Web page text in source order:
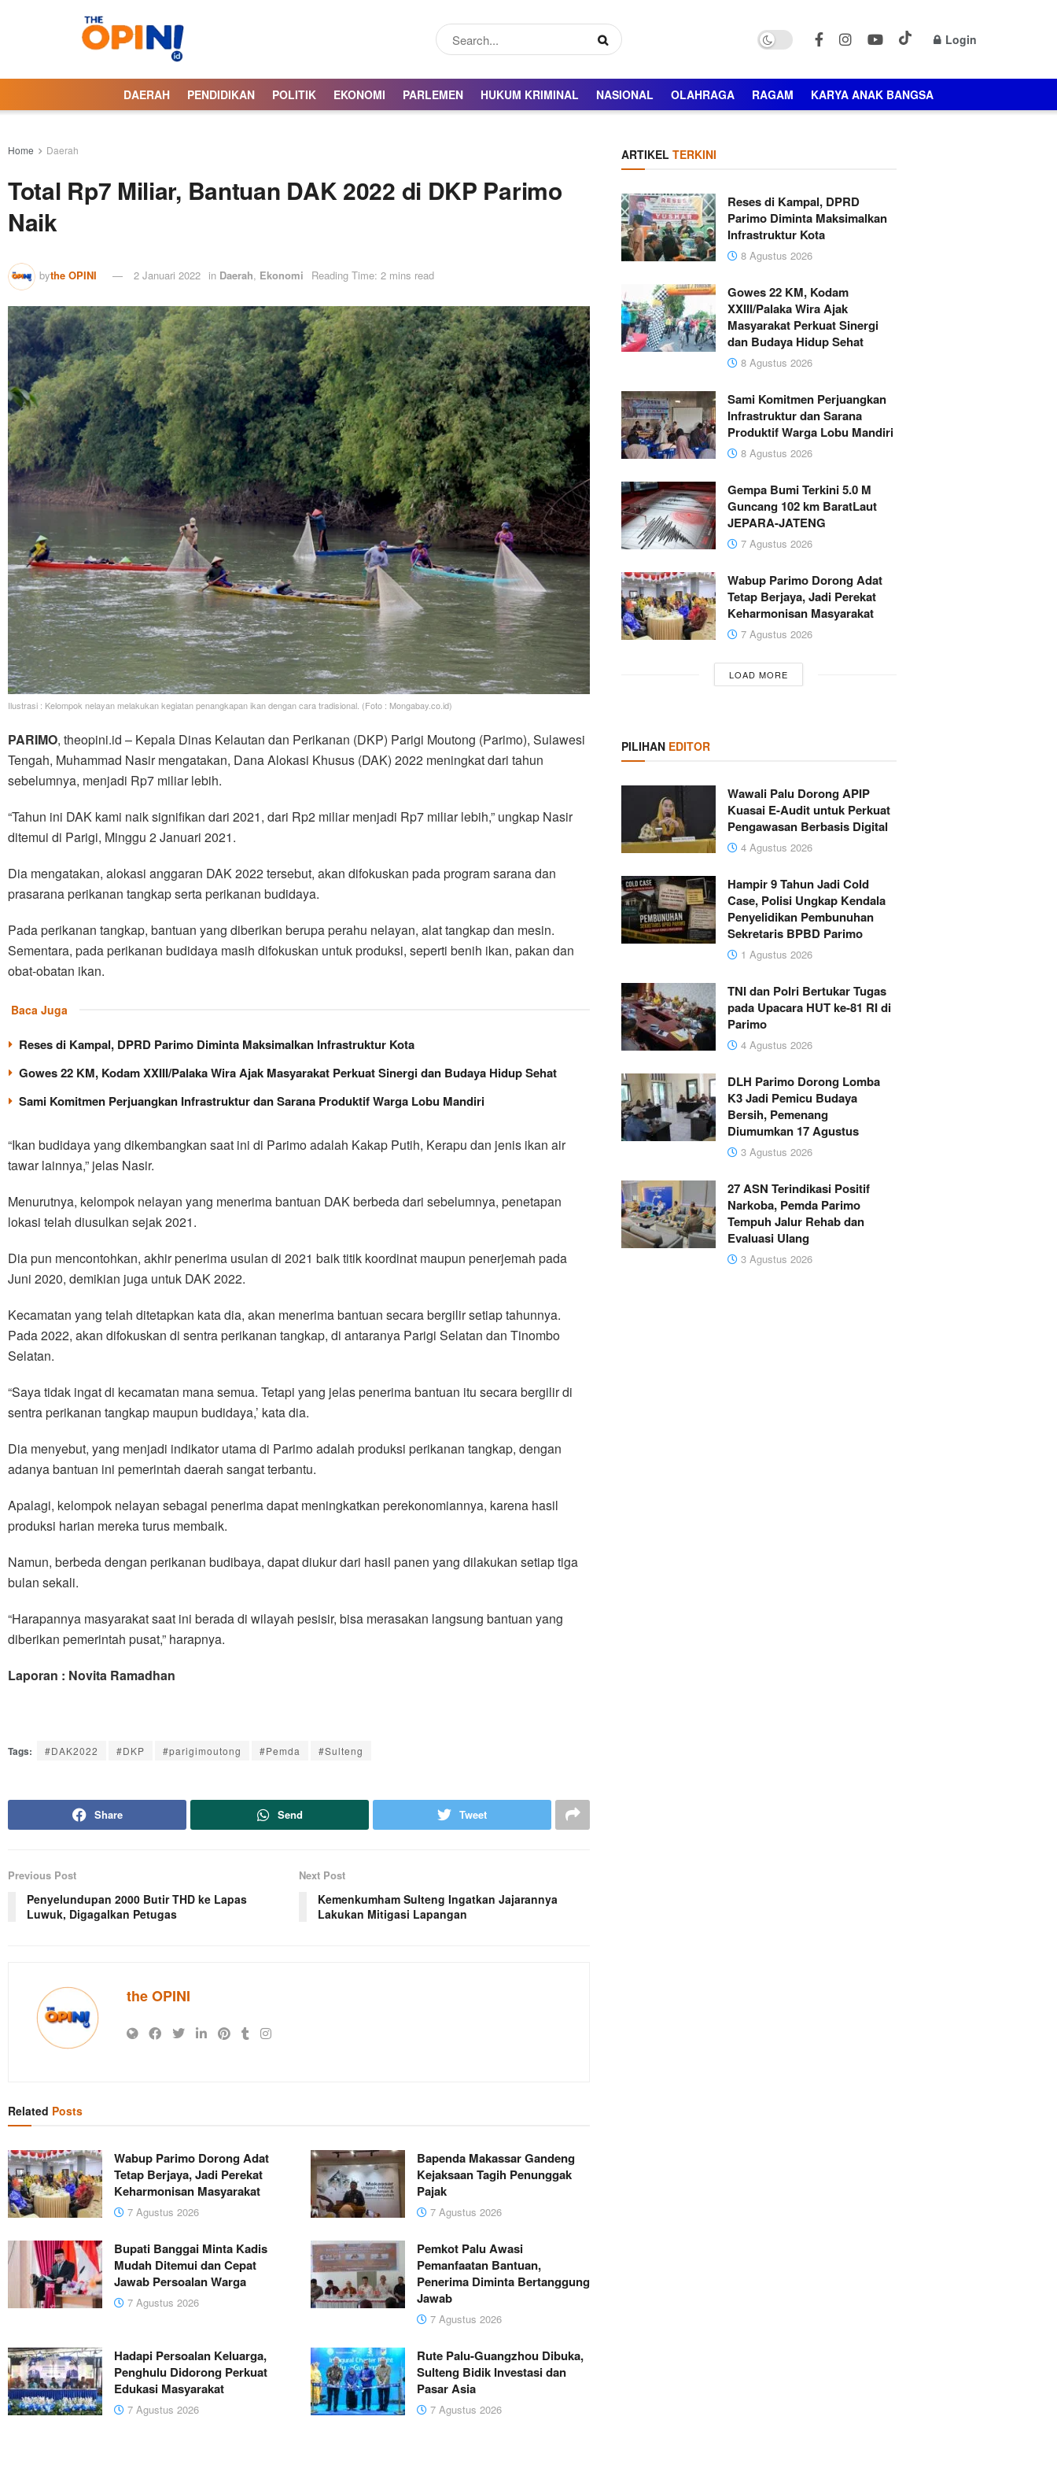
Login
DAERAH PENDIDIKAN POLITIK EKONOMI PARLEMEN HUKUM KRIMINAL NASIONAL OLAHRAGA RAGAM KARYA ANAK BANGSA
Home Daerah
Total Rp7 Miliar, Bantuan DAK 2022 di DKP Parimo
Naik
bythe OPINI 2 Januari 2022 in Daerah, Ekonomi Reading Time: 2 mins read
Ilustrasi : Kelompok nelayan melakukan kegiatan penangkapan ikan dengan cara tradisional. (Foto : Mongabay.co.id)
PARIMO, theopini.id – Kepala Dinas Kelautan dan Perikanan (DKP) Parigi Moutong (Parimo), Sulawesi
Tengah, Muhammad Nasir mengatakan, Dana Alokasi Khusus (DAK) 2022 meningkat dari tahun
sebelumnya, menjadi Rp7 miliar lebih.
“Tahun ini DAK kami naik signifikan dari 2021, dari Rp2 miliar menjadi Rp7 miliar lebih,” ungkap Nasir
ditemui di Parigi, Minggu 2 Januari 2021.
Dia mengatakan, alokasi anggaran DAK 2022 tersebut, akan difokuskan pada program sarana dan
prasarana perikanan tangkap serta perikanan budidaya.
Pada perikanan tangkap, bantuan yang diberikan berupa perahu nelayan, alat tangkap dan mesin.
Sementara, pada perikanan budidaya masih difokuskan untuk produksi, seperti benih ikan, pakan dan
obat-obatan ikan.
Baca Juga
Reses di Kampal, DPRD Parimo Diminta Maksimalkan Infrastruktur Kota
Gowes 22 KM, Kodam XXIII/Palaka Wira Ajak Masyarakat Perkuat Sinergi dan Budaya Hidup Sehat
Sami Komitmen Perjuangkan Infrastruktur dan Sarana Produktif Warga Lobu Mandiri
“Ikan budidaya yang dikembangkan saat ini di Parimo adalah Kakap Putih, Kerapu dan jenis ikan air
tawar lainnya,” jelas Nasir.
Menurutnya, kelompok nelayan yang menerima bantuan DAK berbeda dari sebelumnya, penetapan
lokasi telah diusulkan sejak 2021.
Dia pun mencontohkan, akhir penerima usulan di 2021 baik titik koordinat maupun penerjemah pada
Juni 2020, demikian juga untuk DAK 2022.
Kecamatan yang telah ditetapkan kata dia, akan menerima bantuan secara bergilir setiap tahunnya.
Pada 2022, akan difokuskan di sentra perikanan tangkap, di antaranya Parigi Selatan dan Tinombo
Selatan.
“Saya tidak ingat di kecamatan mana semua. Tetapi yang jelas penerima bantuan itu secara bergilir di
sentra perikanan tangkap maupun budidaya,’ kata dia.
Dia menyebut, yang menjadi indikator utama di Parimo adalah produksi perikanan tangkap, dengan
adanya bantuan ini pemerintah daerah sangat terbantu.
Apalagi, kelompok nelayan sebagai penerima dapat meningkatkan perekonomiannya, karena hasil
produksi harian mereka turus membaik.
Namun, berbeda dengan perikanan budibaya, dapat diukur dari hasil panen yang dilakukan setiap tiga
bulan sekali.
“Harapannya masyarakat saat ini berada di wilayah pesisir, bisa merasakan langsung bantuan yang
diberikan pemerintah pusat,” harapnya.
Laporan : Novita Ramadhan
Tags: #DAK2022 #DKP #parigimoutong #Pemda #Sulteng
Share Send Tweet
Previous Post
Penyelundupan 2000 Butir THD ke Lapas
Luwuk, Digagalkan Petugas
Next Post
Kemenkumham Sulteng Ingatkan Jajarannya
Lakukan Mitigasi Lapangan
the OPINI
Related Posts
Wabup Parimo Dorong Adat
Tetap Berjaya, Jadi Perekat
Keharmonisan Masyarakat
7 Agustus 2026
Bapenda Makassar Gandeng
Kejaksaan Tagih Penunggak
Pajak
7 Agustus 2026
Bupati Banggai Minta Kadis
Mudah Ditemui dan Cepat
Jawab Persoalan Warga
7 Agustus 2026
Pemkot Palu Awasi
Pemanfaatan Bantuan,
Penerima Diminta Bertanggung
Jawab
7 Agustus 2026
Hadapi Persoalan Keluarga,
Penghulu Didorong Perkuat
Edukasi Masyarakat
7 Agustus 2026
Rute Palu-Guangzhou Dibuka,
Sulteng Bidik Investasi dan
Pasar Asia
7 Agustus 2026
ARTIKEL TERKINI
Reses di Kampal, DPRD
Parimo Diminta Maksimalkan
Infrastruktur Kota
8 Agustus 2026
Gowes 22 KM, Kodam
XXIII/Palaka Wira Ajak
Masyarakat Perkuat Sinergi
dan Budaya Hidup Sehat
8 Agustus 2026
Sami Komitmen Perjuangkan
Infrastruktur dan Sarana
Produktif Warga Lobu Mandiri
8 Agustus 2026
Gempa Bumi Terkini 5.0 M
Guncang 102 km BaratLaut
JEPARA-JATENG
7 Agustus 2026
Wabup Parimo Dorong Adat
Tetap Berjaya, Jadi Perekat
Keharmonisan Masyarakat
7 Agustus 2026
LOAD MORE
PILIHAN EDITOR
Wawali Palu Dorong APIP
Kuasai E-Audit untuk Perkuat
Pengawasan Berbasis Digital
4 Agustus 2026
Hampir 9 Tahun Jadi Cold
Case, Polisi Ungkap Kendala
Penyelidikan Pembunuhan
Sekretaris BPBD Parimo
1 Agustus 2026
TNI dan Polri Bertukar Tugas
pada Upacara HUT ke-81 RI di
Parimo
4 Agustus 2026
DLH Parimo Dorong Lomba
K3 Jadi Pemicu Budaya
Bersih, Pemenang
Diumumkan 17 Agustus
3 Agustus 2026
27 ASN Terindikasi Positif
Narkoba, Pemda Parimo
Tempuh Jalur Rehab dan
Evaluasi Ulang
3 Agustus 2026